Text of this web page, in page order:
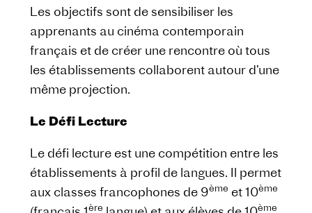
Les objectifs sont de sensibiliser les
apprenants au cinéma contemporain
français et de créer une rencontre où tous
les établissements collaborent autour d’une
même projection.
Le Défi Lecture
Le défi lecture est une compétition entre les
établissements à profil de langues. Il permet
aux classes francophones de 9ème et 10ème
ère ème